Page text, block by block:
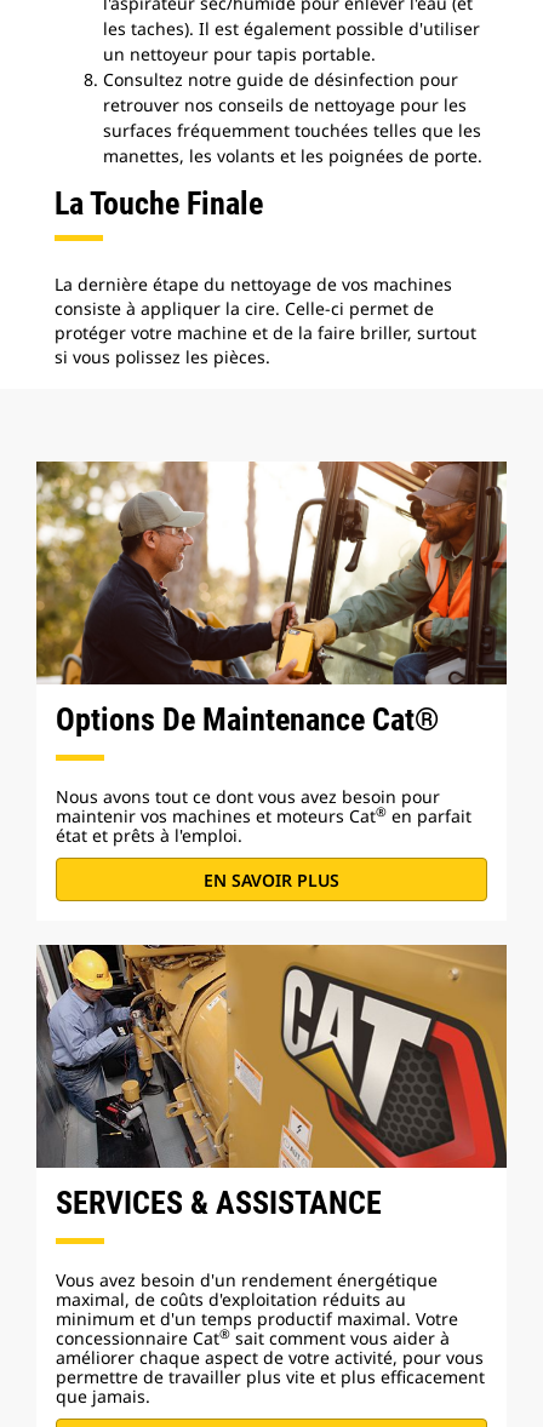
les taches). Il est également possible d'utiliser
un nettoyeur pour tapis portable.
Consultez notre guide de désinfection pour
retrouver nos conseils de nettoyage pour les
surfaces fréquemment touchées telles que les
manettes, les volants et les poignées de porte.
La Touche Finale
La dernière étape du nettoyage de vos machines
consiste à appliquer la cire. Celle-ci permet de
protéger votre machine et de la faire briller, surtout
si vous polissez les pièces.
Options De Maintenance Cat®
Nous avons tout ce dont vous avez besoin pour
maintenir vos machines et moteurs Cat® en parfait
état et prêts à l'emploi.
EN SAVOIR PLUS
SERVICES & ASSISTANCE
Vous avez besoin d'un rendement énergétique
maximal, de coûts d'exploitation réduits au
minimum et d'un temps productif maximal. Votre
concessionnaire Cat® sait comment vous aider à
améliorer chaque aspect de votre activité, pour vous
permettre de travailler plus vite et plus efficacement
que jamais.